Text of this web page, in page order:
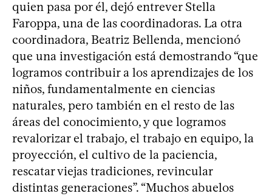
quien pasa por él, dejó entrever Stella
Faroppa, una de las coordinadoras. La otra
coordinadora, Beatriz Bellenda, mencionó
que una investigación está demostrando “que
logramos contribuir a los aprendizajes de los
niños, fundamentalmente en ciencias
naturales, pero también en el resto de las
áreas del conocimiento, y que logramos
revalorizar el trabajo, el trabajo en equipo, la
proyección, el cultivo de la paciencia,
rescatar viejas tradiciones, revincular
distintas generaciones”. “Muchos abuelos